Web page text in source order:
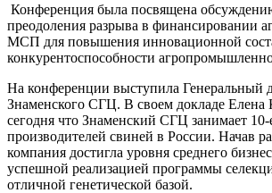
Конференция была посвящена
преодоления разрыва в финансировании
МСП для повышения инновационной
конкурентоспособности
На конференции выступила Генеральный
Знаменского СГЦ. В своем докладе Елена
сегодня что Знаменский СГЦ занимает 10-
производителей свиней в России. Начав
компания достигла уровня среднего
успешной реализацией программы
отличной генетической базой.